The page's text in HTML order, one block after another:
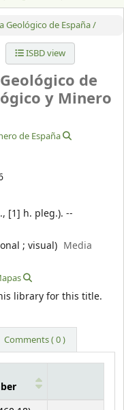
Geológico de España /
ISBD view
de
y Minero
de España
[1] h. pleg.). --
; visual) Media
library for this title.
Comments ( 0 )